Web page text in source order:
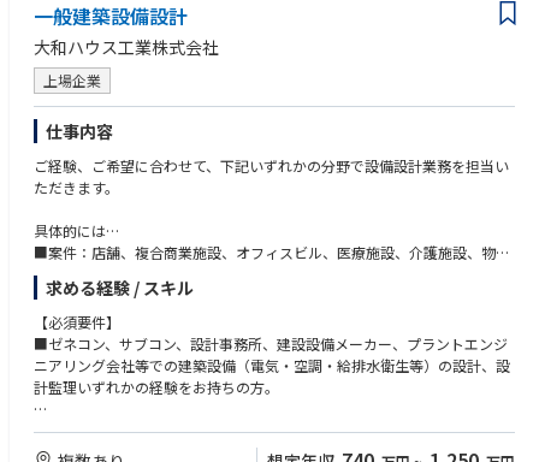
一般建築設備設計
大和ハウス工業株式会社
上場企業
仕事内容
ご経験、ご希望に合わせて、下記いずれかの分野で設備設計業務を担当い
ただきます。
具体的には…
■案件：店舗、複合商業施設、オフィスビル、医療施設、介護施設、物流
施設、工場、共同住宅、病院（100〜200床前後）、データセンターなど
（幅広い案件がございますので、ご経験とご希望に合わせて現場を配置い
ただけます。また、現在は工場・物流倉庫・病院等の案件が増えておりま
すので、ご経験をお持ちの方には優先的に配置をする可能性がございま
す。）
■業務詳細：電気・給排水衛生・空調換気などの設備の商品選定、企画、
設計を担当していただきます。
※自社開発のBIMをご利用いただきます。
求める経験 / スキル
【必須要件】
■ゼネコン、サブコン、設計事務所、建設設備メーカー、プラントエンジ
ニアリング会社等での建築設備（電気・空調・給排水衛生等）の設計、設
計監理いずれかの経験をお持ちの方。
【歓迎要件】
■食品工場、クリーンルーム、データセンターなどの特殊建築物経験をお